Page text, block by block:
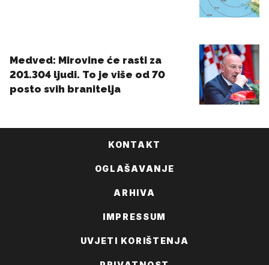
KONTAKT
OGLAŠAVANJE
ARHIVA
IMPRESSUM
UVJETI KORIŠTENJA